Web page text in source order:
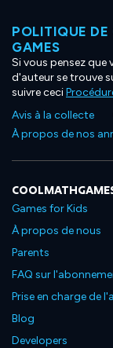
POLITIQUE
GAMES
Si vous pensez
d'auteur se trouve
suivre ceci
Avis à la collecte
À propos de nos
Games for Kids
À propos de nous
Parents
FAQ sur
Prise en charge de
Blog
Developers